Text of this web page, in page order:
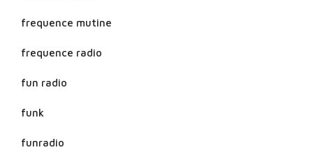
frequence mutine
frequence radio
fun radio
funk
funradio